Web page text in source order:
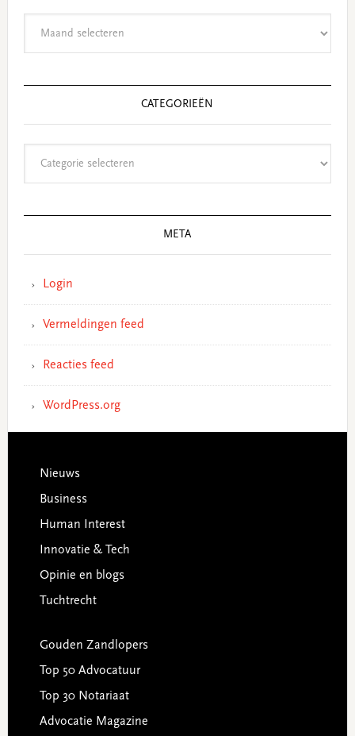
CATEGORIEËN
META
Login
Vermeldingen feed
Reacties feed
WordPress.org
Footer
Nieuws
Business
Human Interest
Innovatie & Tech
Opinie en blogs
Tuchtrecht
Gouden Zandlopers
Top 50 Advocatuur
Top 30 Notariaat
Advocatie Magazine